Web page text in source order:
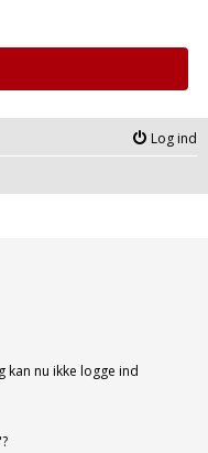
Log ind
kan nu ikke logge ind